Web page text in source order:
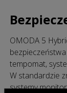
OMODA 5
tempomat,
W standardzie
systemy